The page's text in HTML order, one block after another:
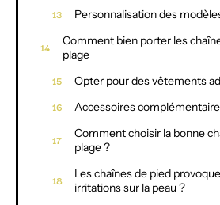
Personnalisation des
Comment bien porter les
plage
Opter pour des vêtements
Accessoires
Comment choisir la bonne
plage ?
Les chaînes de pied
irritations sur la peau ?